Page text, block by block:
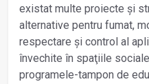
existat multe proiecte și
alternative pentru fumat,
respectare și control al
învechite în spaţiile
programele-tampon de